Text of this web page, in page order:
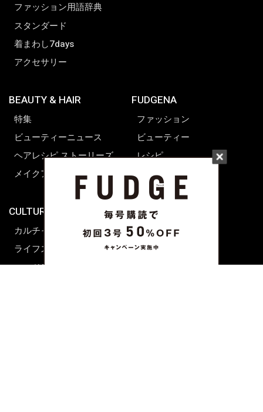
ファッション用語辞典
スタンダード
着まわし7days
アクセサリー
BEAUTY & HAIR
特集
ビューティーニュース
ヘアレシピ ストーリーズ
メイクアップティップス
CULTURE & LIFE
カルチャー
ライフスタイル
フード&ドリンク
FUDGENA
ファッション
ビューティー
レシピ
ライフスタイル
海外生活